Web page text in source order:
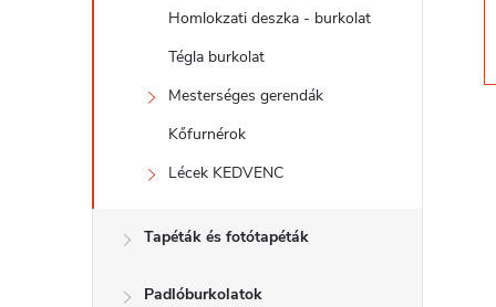
e
Homlokzati deszka - burkolat
Tégla burkolat
Mesterséges gerendák
Kőfurnérok
Lécek KEDVENC
Tapéták és fotótapéták
Padlóburkolatok